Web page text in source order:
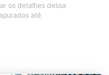
os detalhes dessa
até